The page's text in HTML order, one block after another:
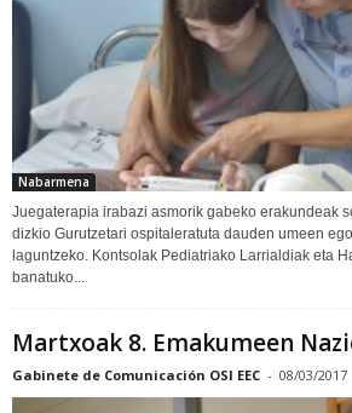
Nabarmena
Juegaterapia irabazi asmorik gabeko erakundeak
dizkio Gurutzetari ospitaleratuta dauden umeen
laguntzeko. Kontsolak Pediatriako Larrialdiak eta
banatuko...
Martxoak 8. Emakumeen
Gabinete de Comunicación OSI EEC - 08/03/2017